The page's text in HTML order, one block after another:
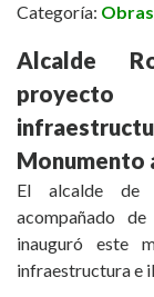
Categoría:
Alcalde
Monumento
El alcalde de
acompañado
inauguró este
infraestructura e